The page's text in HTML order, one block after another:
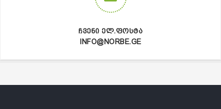
ᲩᲕᲔᲜᲘ ᲔᲚ.ᲤᲝᲡᲢᲐ
INFO@NORBE.GE